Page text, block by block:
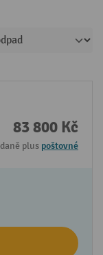
83 800 Kč
plus poštovné